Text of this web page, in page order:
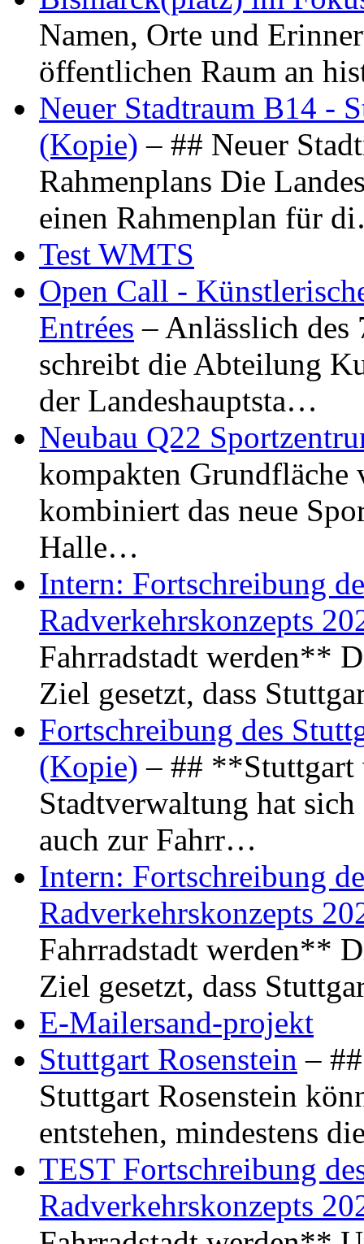
Namen, Orte und
öffentlichen Raum an
Neuer Stadtraum B14 -
(Kopie) – ## Neuer
Rahmenplans Die
einen Rahmenplan für
Test WMTS
Open Call -
Entrées – Anlässlich
schreibt die Abteilung
der Landeshauptsta…
Neubau Q22
kompakten Grundfläche
kombiniert das neue
Halle…
Intern: Fortschreibung
Radverkehrskonzepts
Fahrradstadt werden**
Ziel gesetzt, dass
Fortschreibung des
(Kopie) – ## **Stuttgart
Stadtverwaltung hat
auch zur Fahrr…
Intern: Fortschreibung
Radverkehrskonzepts
Fahrradstadt werden**
Ziel gesetzt, dass
E-Mailersand-projekt
Stuttgart Rosenstein –
Stuttgart Rosenstein
entstehen, mindestens
TEST Fortschreibung
Radverkehrskonzepts